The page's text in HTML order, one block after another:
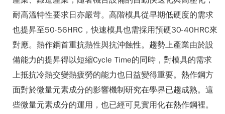
耐高溫特性要求日亦嚴苛。高階模具從早期低硬度的需求
也提昇至50-56HRC，快速模具也需採用預硬30-40HRC來
對應。熱作鋼首重抗熱性與抗沖蝕性。趨勢上產業由於設
備能力的提昇得以短縮Cycle Time的同時，對模具的需求
上抵抗冷熱交變熱疲勞的能力也日益變得重要。熱作鋼方
面對於微量元素成分的影響機制研究在學界已趨成熟。這
些微量元素成分的運用，也已經可見實用化在熱作鋼裡。